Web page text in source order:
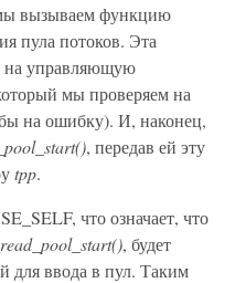
вызываем функцию
пула потоков. Эта
на управляющую
мы проверяем на
на ошибку). И, наконец,
, передав ей эту
tpp.
что означает, что
, будет
для ввода в пул. Таким